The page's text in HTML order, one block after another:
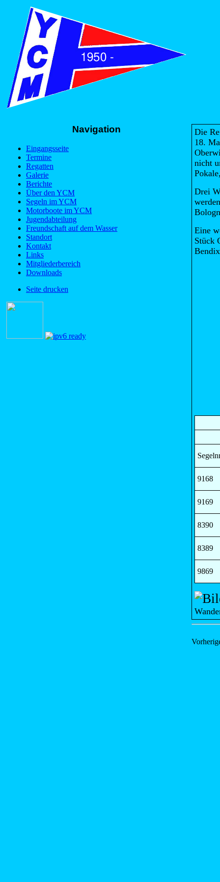
Navigation
Eingangsseite
Termine
Regatten
Galerie
Berichte
Über den YCM
Segeln im YCM
Motorboote im YCM
Jugendabteilung
Freundschaft auf dem Wasser
Standort
Kontakt
Links
Mitgliederbereich
Downloads
Seite drucken
Die
18.
nicht
Drei
Eine
Stück
9168
9169
8390
8389
9869